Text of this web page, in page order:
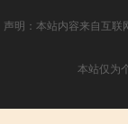
声明：本站内容来自互
本站仅为